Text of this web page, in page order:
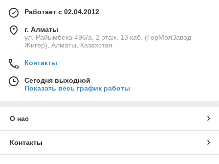
Работает с 02.04.2012
г. Алматы
ул. Райымбека 496/а, 2 этаж, 13 каб. (ГорМолЗавод
Жигер), Алматы, Казахстан
Контакты
Сегодня выходной
Показать весь график работы
О нас
Контакты